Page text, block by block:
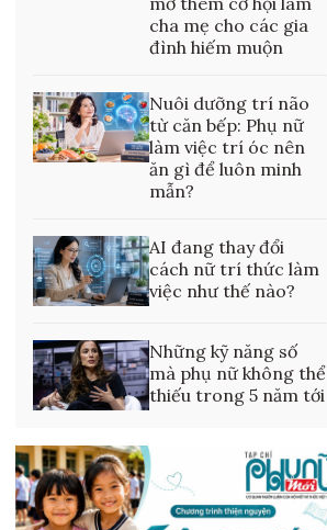
cha mẹ cho các gia
đình hiếm muộn
Nuôi dưỡng trí não
từ căn bếp: Phụ nữ
làm việc trí óc nên
ăn gì để luôn minh
mẫn?
AI đang thay đổi
cách nữ trí thức làm
việc như thế nào?
Những kỹ năng số
mà phụ nữ không thể
thiếu trong 5 năm tới